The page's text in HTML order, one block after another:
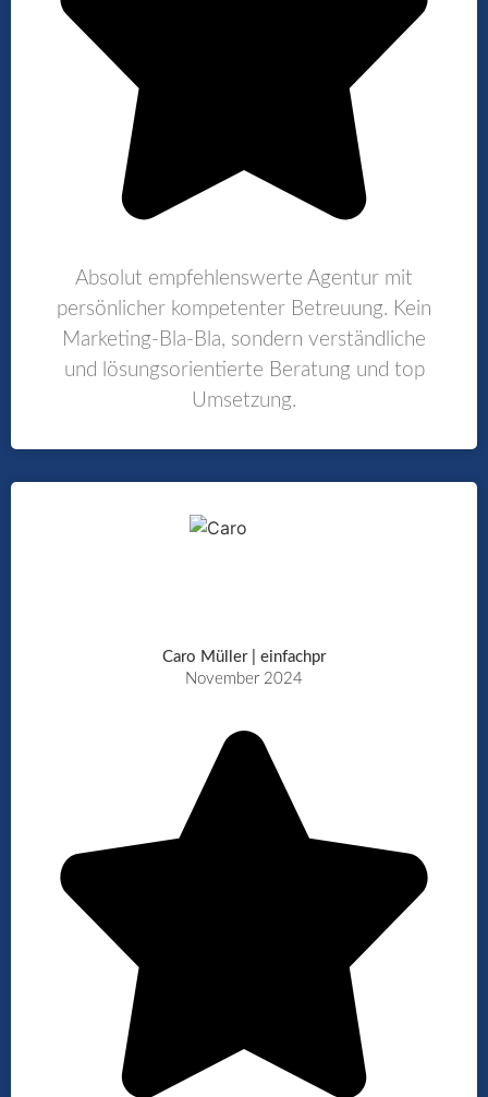
Absolut empfehlenswerte Agentur mit
persönlicher kompetenter Betreuung. Kein
Marketing-Bla-Bla, sondern verständliche
und lösungsorientierte Beratung und top
Umsetzung.
Caro Müller | einfachpr
November 2024